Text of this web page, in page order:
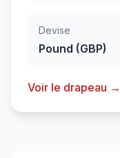
Devise
Pound (GBP)
Voir le drapeau →